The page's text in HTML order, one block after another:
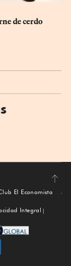
de cerdo
Subir
El Economista
Integral